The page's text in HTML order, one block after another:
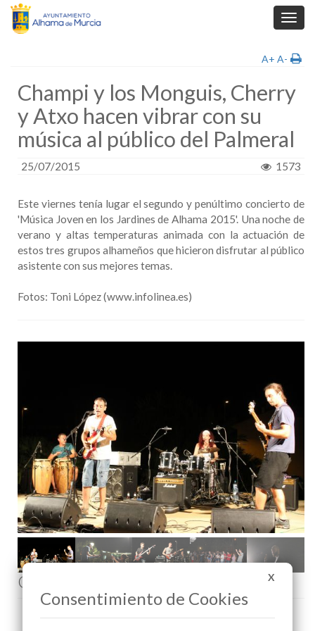
A+ A-
Champi y los Monguis, Cherry
y Atxo hacen vibrar con su
música al público del Palmeral
25/07/2015 1573
Este viernes tenía lugar el segundo y penúltimo concierto de
'Música Joven en los Jardines de Alhama 2015'. Una noche de
verano y altas temperaturas animada con la actuación de
estos tres grupos alhameños que hicieron disfrutar al público
asistente con sus mejores temas.
Fotos: Toni López (www.infolinea.es)
Comenta esta noticia en Facebook X
Consentimiento de Cookies